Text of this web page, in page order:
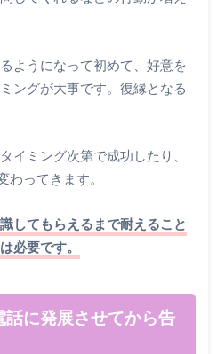
ようになって初めて、好意を
ングが大事です。復縁となる
イミング次第で成功したり、
ってきます。
してもらえるまで耐えること
必要です。
話に発展させてから告